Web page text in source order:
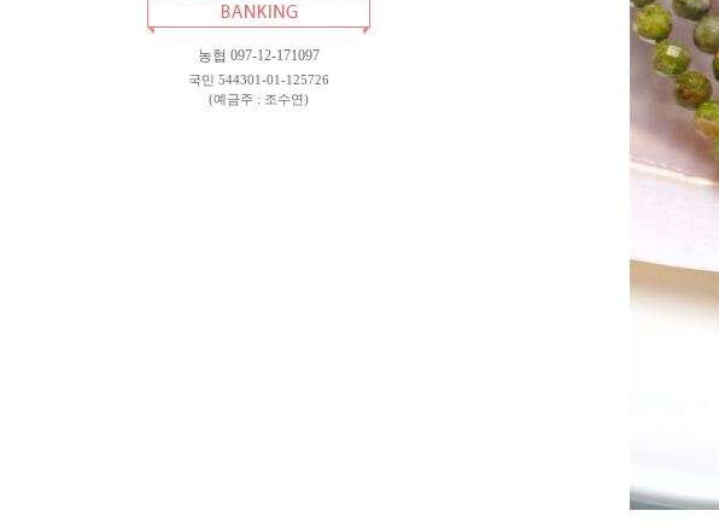
농협 097-12-171097
국민 544301-01-125726
(예금주 : 조수연)